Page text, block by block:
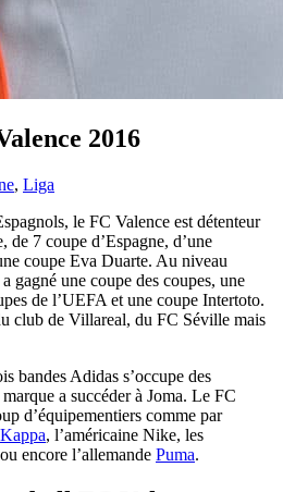
2016
, Liga
le FC Valence est détenteur
de 7 coupe d’Espagne, d’une
coupe Eva Duarte. Au niveau
gagné une coupe des coupes, une
de l’UEFA et une coupe Intertoto.
club de Villareal, du FC Séville mais
bandes Adidas s’occupe des
a succéder à Joma. Le FC
d’équipementiers comme par
Kappa, l’américaine Nike, les
encore l’allemande Puma.